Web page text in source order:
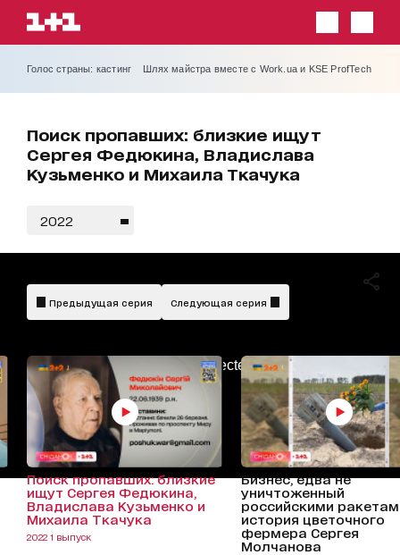
Голос страны: кастинг Шлях майстра вместе с Work.ua и KSE ProfTech
Поиск пропавших: близкие ищут
Сергея Федюкина, Владислава
Кузьменко и Михаила Ткачука
2022
AdBlockDetected!
Предыдущая серия Следующая серия
Поиск пропавших: близкие
ищут Сергея Федюкина,
Владислава Кузьменко и
Михаила Ткачука
2022 1 выпуск
Бизнес, едва не
уничтоженный
российскими
история цветочного
фермера Сергея
Молчанова